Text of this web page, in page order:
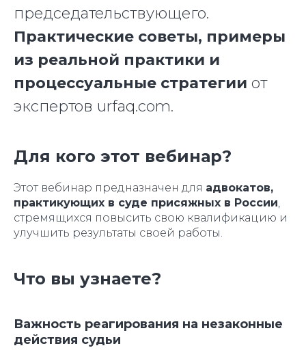
председательствующего.
Практические советы, примеры
из реальной практики и
процессуальные стратегии от
экспертов urfaq.com.
Для кого этот вебинар?
Этот вебинар предназначен для адвокатов,
практикующих в суде присяжных в России
стремящихся повысить свою квалификацию и
улучшить результаты своей работы.
Что вы узнаете?
Важность реагирования на незаконные
действия судьи